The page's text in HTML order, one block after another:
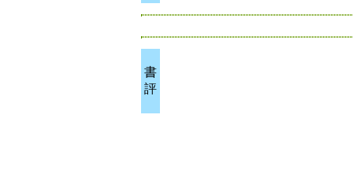
書
評